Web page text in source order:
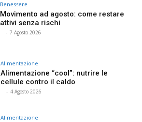
Benessere
Movimento ad agosto: come restare
attivi senza rischi
- 7 Agosto 2026
Alimentazione
Alimentazione “cool”: nutrire le
cellule contro il caldo
- 4 Agosto 2026
Alimentazione